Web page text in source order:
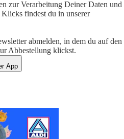
zur Verarbeitung Deiner Daten und
findest du in unserer
abmelden, in dem du auf den
Abbestellung klickst.
App